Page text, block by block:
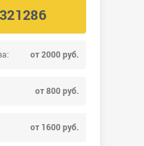
от 2000 руб.
от 800 руб.
от 1600 руб.